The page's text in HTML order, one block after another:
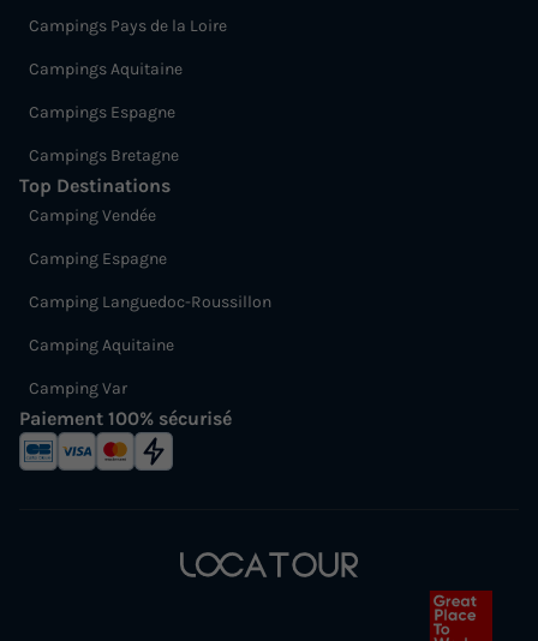
Campings Pays de la Loire
Campings Aquitaine
Campings Espagne
Campings Bretagne
Top Destinations
Camping Vendée
Camping Espagne
Camping Languedoc-Roussillon
Camping Aquitaine
Camping Var
Paiement 100% sécurisé